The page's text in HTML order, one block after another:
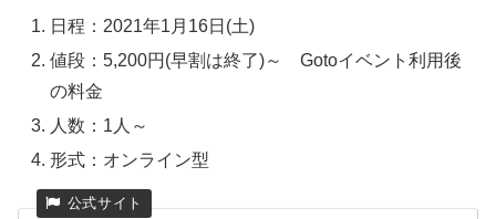
日程：2021年1月16日(土)
値段：5,200円(早割は終了)～ Gotoイベント利用後
の料金
人数：1人～
形式：オンライン型